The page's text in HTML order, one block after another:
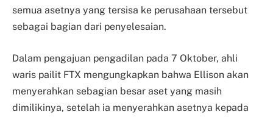
semua asetnya yang tersisa ke perusahaan tersebut
sebagai bagian dari penyelesaian.
Dalam pengajuan pengadilan pada 7 Oktober, ahli
waris pailit FTX mengungkapkan bahwa Ellison akan
menyerahkan sebagian besar aset yang masih
dimilikinya, setelah ia menyerahkan asetnya kepada